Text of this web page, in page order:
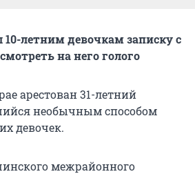
летним девочкам записку с
на него голого
арестован 31-летний
необычным способом
девочек.
межрайонного